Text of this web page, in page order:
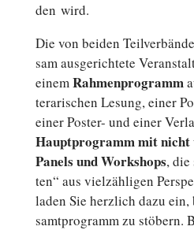
den wird.
Die von beiden
sam aus­ge­rich­te­te
einemRah­men­pro­gramm
te­ra­ri­schen Lesung, einer
einer Poster- und einer
Haupt­pro­gramm mit nicht
Panels und Work­shops,
ten“ aus viel­zäh­li­gen
laden Sie herz­lich dazu
samt­pro­gramm zu stöbern.